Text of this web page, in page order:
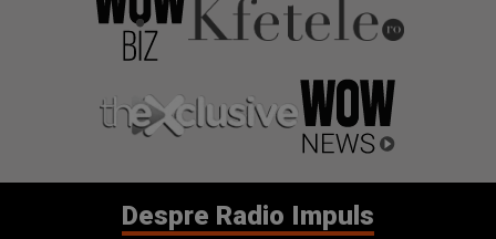
Despre Radio Impuls